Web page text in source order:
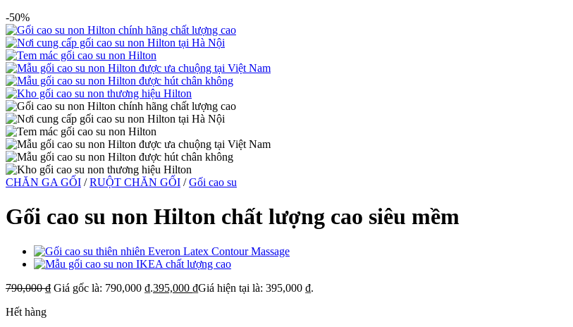
-50%
CHĂN GA GỐI / RUỘT CHĂN GỐI / Gối cao su
Gối cao su non Hilton chất lượng cao siêu mềm
790,000₫ Giá gốc là: 790,000 ₫.395,000 ₫Giá hiện tại là: 395,000 ₫.
Hết hàng